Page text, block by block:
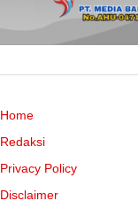
Home
Redaksi
Privacy Policy
Disclaimer